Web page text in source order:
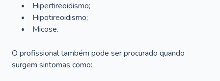
Hipertireoidismo;
Hipotireoidismo;
Micose.
O profissional também pode ser procurado quando
surgem sintomas como: